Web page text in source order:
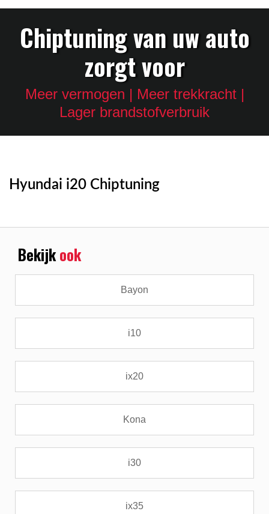
Chiptuning van uw auto
zorgt voor
Meer vermogen | Meer trekkracht |
Lager brandstofverbruik
Hyundai i20 Chiptuning
Bekijkook
Bayon
i10
ix20
Kona
i30
ix35